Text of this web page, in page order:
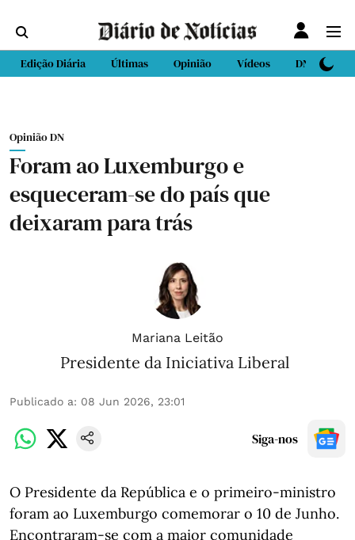
Edição Diária Últimas Opinião Vídeos DN Sport
Opinião DN
Foram ao Luxemburgo e
esqueceram-se do país que
deixaram para trás
Mariana Leitão
Presidente da Iniciativa Liberal
Publicado a: 08 Jun 2026, 23:01
Siga-nos
O Presidente da República e o primeiro-ministro
foram ao Luxemburgo comemorar o 10 de Junho.
Encontraram-se com a maior comunidade